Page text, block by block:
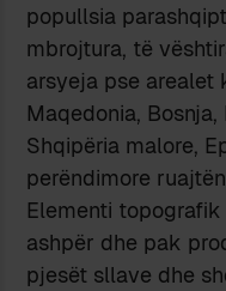
popullsia
mbrojtura, të
arsyeja pse arealet
Maqedonia,
Shqipëria malore,
perëndimore
Elementi
ashpër dhe pak
pjesët sllave dhe